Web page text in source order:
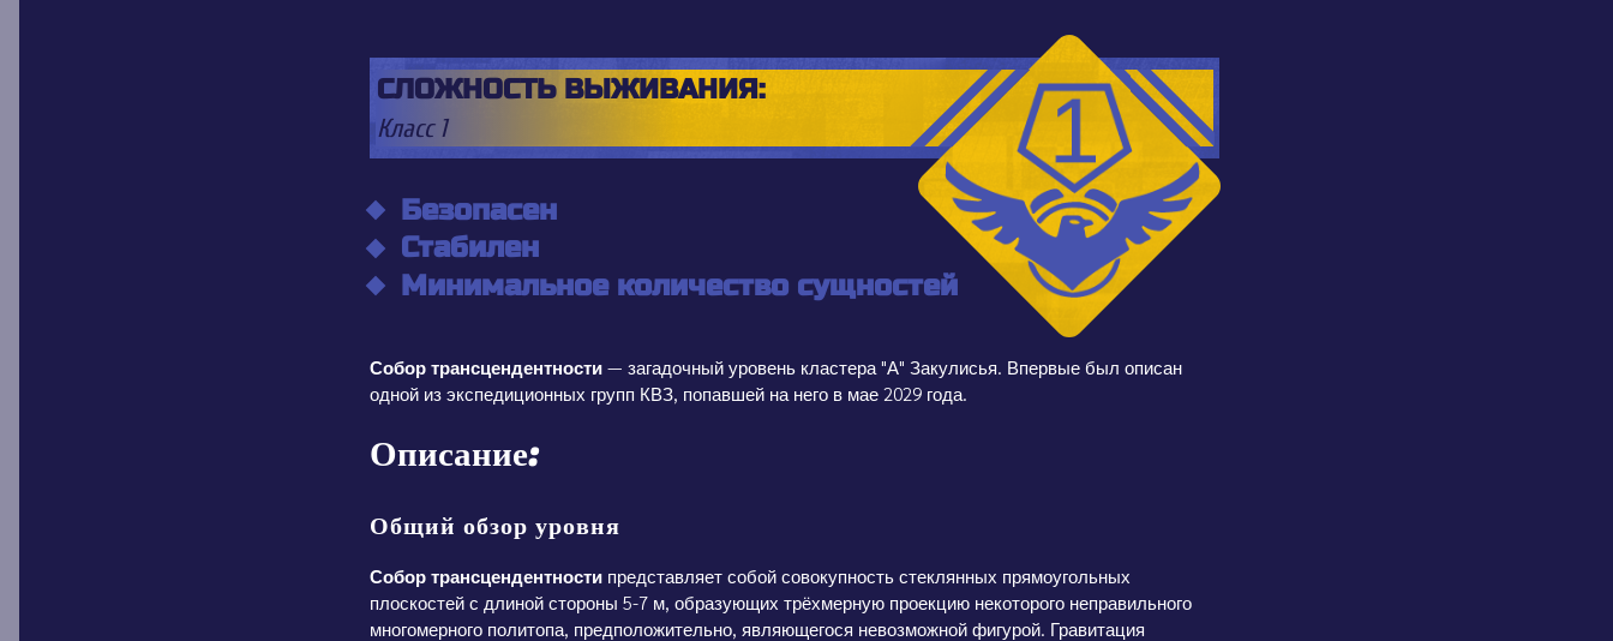
СЛОЖНОСТЬ ВЫЖИВАНИЯ:
Класс 1
Собор трансцендентности — загадочный уровень кластера "А" Закулисья. Впервые был описан
одной из экспедиционных групп КВЗ, попавшей на него в мае 2029 года.
Описание:
Общий обзор уровня
Собор трансцендентности представляет собой совокупность стеклянных прямоугольных
плоскостей с длиной стороны 5-7 м, образующих трёхмерную проекцию некоторого неправильного
многомерного политопа, предположительно, являющегося невозможной фигурой. Гравитация